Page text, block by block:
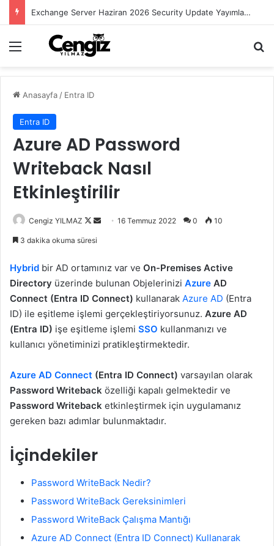
Exchange Server Haziran 2026 Security Update Yayımlandı
Menü
Anasayfa / Entra ID
Entra ID
Azure AD Password
Writeback Nasıl
Etkinleştirilir
Cengiz YILMAZ
Follow
Bir
göndermek
16 Temmuz 2022 0 10
3 dakika okuma süresi
Hybrid bir AD ortamınız var ve On-Premises Active
Directory üzerinde bulunan Objelerinizi Azure AD
Connect (Entra ID Connect) kullanarak Azure AD (Entra
ID) ile eşitleme işlemi gerçekleştiriyorsunuz. Azure AD
(Entra ID) işe eşitleme işlemi SSO kullanmanızı ve
kullanıcı yönetiminizi pratikleştirmektedir.
Azure AD Connect (Entra ID Connect) varsayılan olarak
Password Writeback özelliği kapalı gelmektedir ve
Password Writeback etkinleştirmek için uygulamanız
gereken bazı adımlar bulunmaktadır.
İçindekiler
Password WriteBack Nedir?
Password WriteBack Gereksinimleri
Password WriteBack Çalışma Mantığı
Azure AD Connect (Entra ID Connect) Kullanarak